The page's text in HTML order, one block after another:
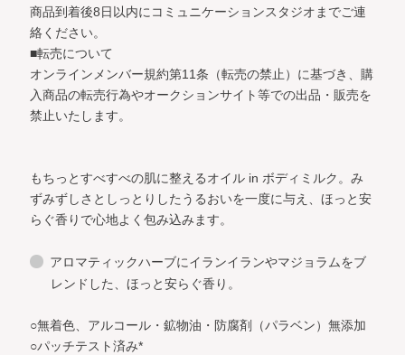
商品到着後8日以内にコミュニケーションスタジオまでご連
絡ください。
■転売について
オンラインメンバー規約第11条（転売の禁止）に基づき、購
入商品の転売行為やオークションサイト等での出品・販売を
禁止いたします。
もちっとすべすべの肌に整えるオイル in ボディミルク。 み
ずみずしさとしっとりしたうるおいを一度に与え、ほっと安
らぐ香りで心地よく包み込みます。
アロマティックハーブにイランイランやマジョラムをブ
レンドした、ほっと安らぐ香り。
○無着色、アルコール・鉱物油・防腐剤（パラベン）無添加
○パッチテスト済み*